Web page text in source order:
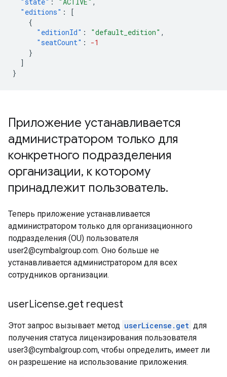
"editions" :
[
{
"editionId" : "default_edition" ,
"seatCount" :
-1
}
]
}
Приложение устанавливается
администратором только для
конкретного подразделения
организации, к которому
принадлежит пользователь.
Теперь приложение устанавливается
администратором только для организационного
подразделения (OU) пользователя
user2@cymbalgroup.com. Оно больше не
устанавливается администратором для всех
сотрудников организации.
userLicense.get request
Этот запрос вызывает метод userLicense.get для
получения статуса лицензирования пользователя
user3@cymbalgroup.com, чтобы определить, имеет ли
он разрешение на использование приложения.